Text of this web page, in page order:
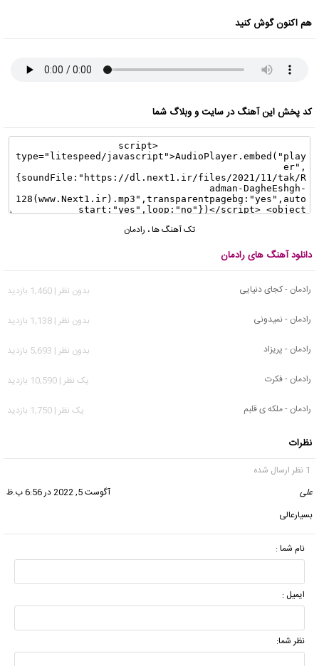
هم اکنون گوش کنید
کد پخش این آهنگ در سایت و وبلاگ شما
تک آهنگ ها، رادمان
دانلود آهنگ های رادمان
رادمان - کجای دنیایی
بدون نظر | 1,460 بازدید
رادمان - نمیدونی
بدون نظر | 1,138 بازدید
رادمان - پریزاد
بدون نظر | 5,693 بازدید
رادمان - فکرت
يک نظر | 10,590 بازدید
رادمان - ملکه ی قلبم
يک نظر | 1,750 بازدید
نظرات
1 نظر ارسال شده
علی
آگوست 5, 2022 در 6:56 ب.ظ
بسیارعالی
نام شما :
ایمیل :
نظر شما: